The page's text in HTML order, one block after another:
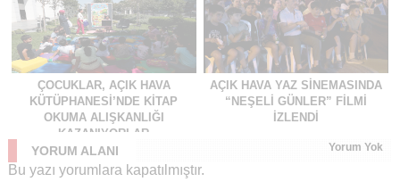
ÇOCUKLAR, AÇIK HAVA
KÜTÜPHANESI’NDE KITAP
OKUMA ALIŞKANLIĞI
KAZANIYORLAR
AÇIK HAVA YAZ SINEMASINDA
“NEŞELI GÜNLER” FILMI
IZLENDI
YORUM ALANI Yorum Yok
Bu yazı yorumlara kapatılmıştır.